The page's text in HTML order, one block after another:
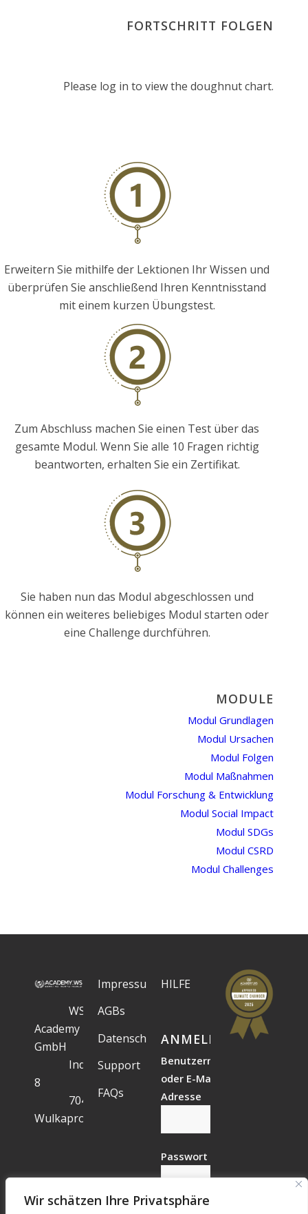
Wir schätzen Ihre Privatsphäre
FORTSCHRITT FOLGEN
Please log in to view the doughnut chart.
Erweitern Sie mithilfe der Lektionen Ihr Wissen und
überprüfen Sie anschließend Ihren Kenntnisstand
mit einem kurzen Übungstest.
Zum Abschluss machen Sie einen Test über das
gesamte Modul. Wenn Sie alle 10 Fragen richtig
beantworten, erhalten Sie ein Zertifikat.
Sie haben nun das Modul abgeschlossen und
können ein weiteres beliebiges Modul starten oder
eine Challenge durchführen.
MODULE
Modul Grundlagen
Modul Ursachen
Modul Folgen
Modul Maßnahmen
Modul Forschung & Entwicklung
Modul Social Impact
Modul SDGs
Modul CSRD
Modul Challenges
WS
Academy
GmbH
Industriegelände
8
7041
Wulkaprodersdorf
Impressum
AGBs
Datenschutz
Support
FAQs
HILFE
ANMELDESTATUS
Benutzername
oder E-Mail-
Adresse
Passwort